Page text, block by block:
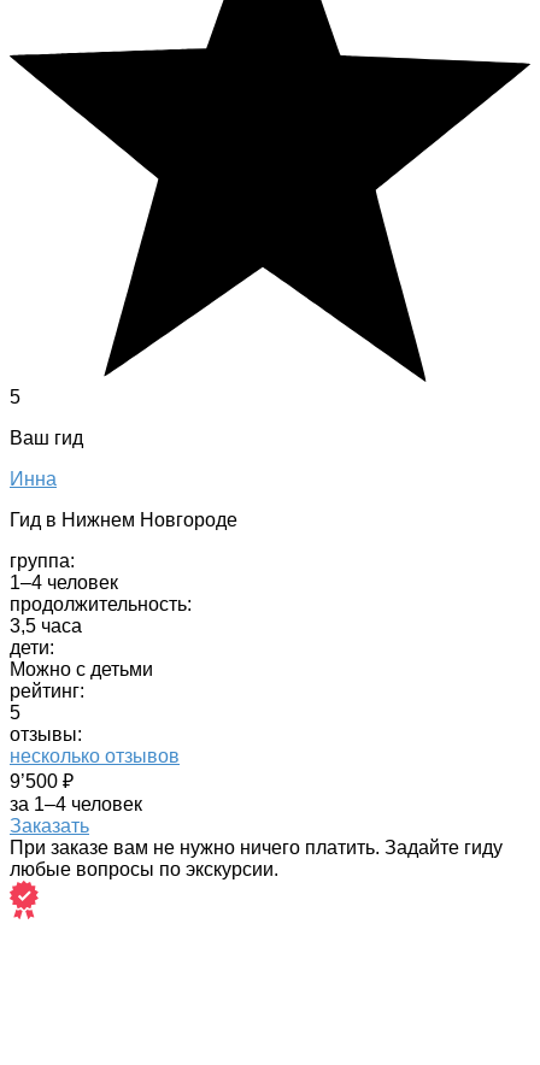
5
Ваш гид
Инна
Гид в Нижнем Новгороде
группа:
1–4 человек
продолжительность:
3,5 часа
дети:
Можно с детьми
рейтинг:
5
отзывы:
несколько отзывов
9’500 ₽
за 1–4 человек
Заказать
При заказе вам не нужно ничего платить. Задайте гиду
любые вопросы по экскурсии.